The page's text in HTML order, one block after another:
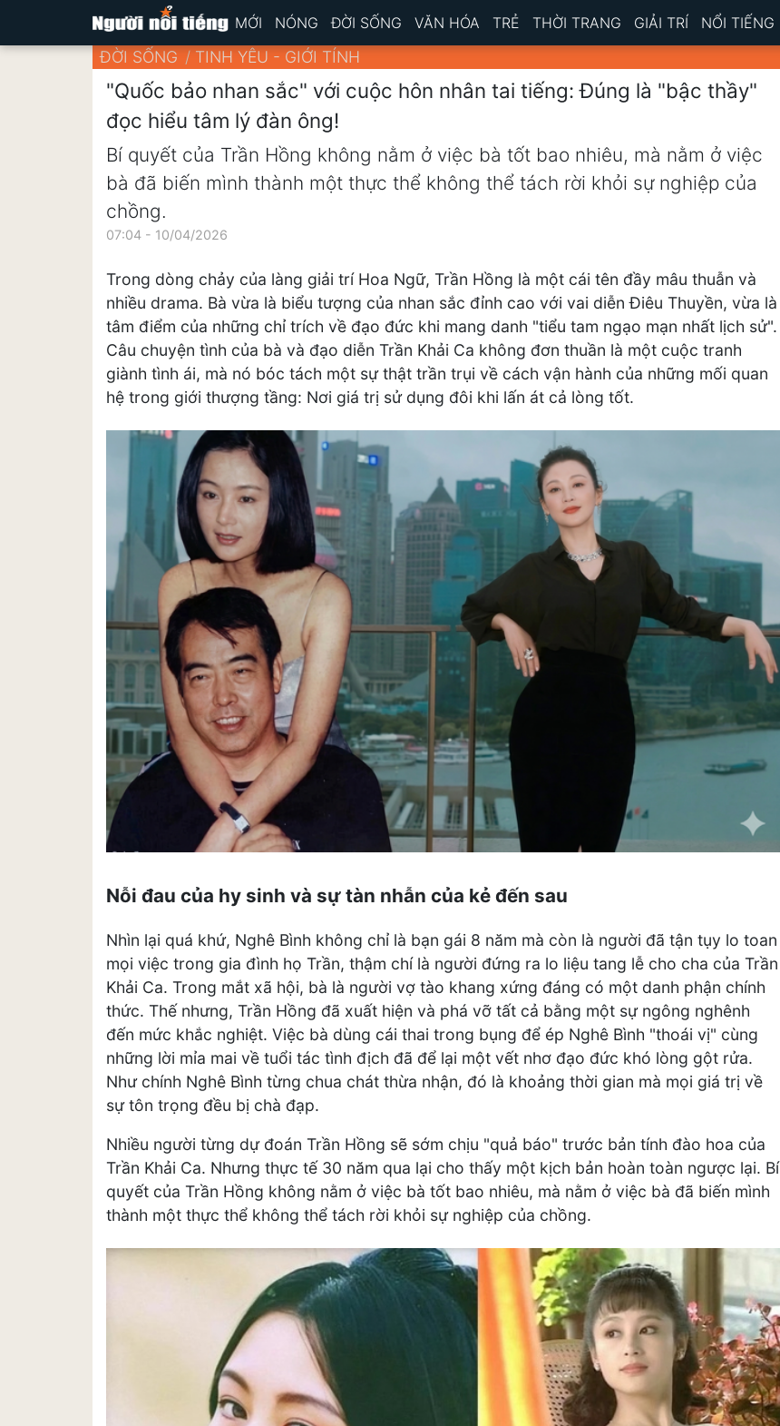
MỚI NÓNG ĐỜI SỐNG VĂN HÓA TRẺ THỜI TRANG GIẢI TRÍ NỔI TIẾNG
ĐỜI SỐNG TINH YÊU - GIỚI TÍNH
"Quốc bảo nhan sắc" với cuộc hôn nhân tai tiếng: Đúng là "bậc thầy"
đọc hiểu tâm lý đàn ông!
Bí quyết của Trần Hồng không nằm ở việc bà tốt bao nhiêu, mà nằm ở việc
bà đã biến mình thành một thực thể không thể tách rời khỏi sự nghiệp của
chồng.
07:04 - 10/04/2026
Trong dòng chảy của làng giải trí Hoa Ngữ, Trần Hồng là một cái tên đầy mâu thuẫn và
nhiều drama. Bà vừa là biểu tượng của nhan sắc đỉnh cao với vai diễn Điêu Thuyền, vừa là
tâm điểm của những chỉ trích về đạo đức khi mang danh "tiểu tam ngạo mạn nhất lịch sử".
Câu chuyện tình của bà và đạo diễn Trần Khải Ca không đơn thuần là một cuộc tranh
giành tình ái, mà nó bóc tách một sự thật trần trụi về cách vận hành của những mối quan
hệ trong giới thượng tầng: Nơi giá trị sử dụng đôi khi lấn át cả lòng tốt.
Nỗi đau của hy sinh và sự tàn nhẫn của kẻ đến sau
Nhìn lại quá khứ, Nghê Bình không chỉ là bạn gái 8 năm mà còn là người đã tận tụy lo toan
mọi việc trong gia đình họ Trần, thậm chí là người đứng ra lo liệu tang lễ cho cha của Trần
Khải Ca. Trong mắt xã hội, bà là người vợ tào khang xứng đáng có một danh phận chính
thức. Thế nhưng, Trần Hồng đã xuất hiện và phá vỡ tất cả bằng một sự ngông nghênh
đến mức khắc nghiệt. Việc bà dùng cái thai trong bụng để ép Nghê Bình "thoái vị" cùng
những lời mỉa mai về tuổi tác tình địch đã để lại một vết nhơ đạo đức khó lòng gột rửa.
Như chính Nghê Bình từng chua chát thừa nhận, đó là khoảng thời gian mà mọi giá trị về
sự tôn trọng đều bị chà đạp.
Nhiều người từng dự đoán Trần Hồng sẽ sớm chịu "quả báo" trước bản tính đào hoa của
Trần Khải Ca. Nhưng thực tế 30 năm qua lại cho thấy một kịch bản hoàn toàn ngược lại. Bí
quyết của Trần Hồng không nằm ở việc bà tốt bao nhiêu, mà nằm ở việc bà đã biến mình
thành một thực thể không thể tách rời khỏi sự nghiệp của chồng.